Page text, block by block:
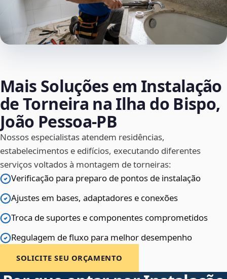
Mais Soluções em Instalação
de Torneira na Ilha do Bispo,
João Pessoa‑PB
Nossos especialistas atendem residências,
estabelecimentos e edifícios, executando diferentes
serviços voltados à montagem de torneiras:
Verificação para preparo de pontos de instalação
Ajustes em bases, adaptadores e conexões
Troca de suportes e componentes comprometidos
Regulagem de fluxo para melhor desempenho
SOLICITE SEU ORÇAMENTO